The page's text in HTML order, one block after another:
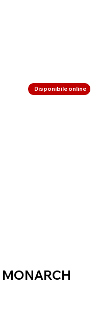
Disponibile online